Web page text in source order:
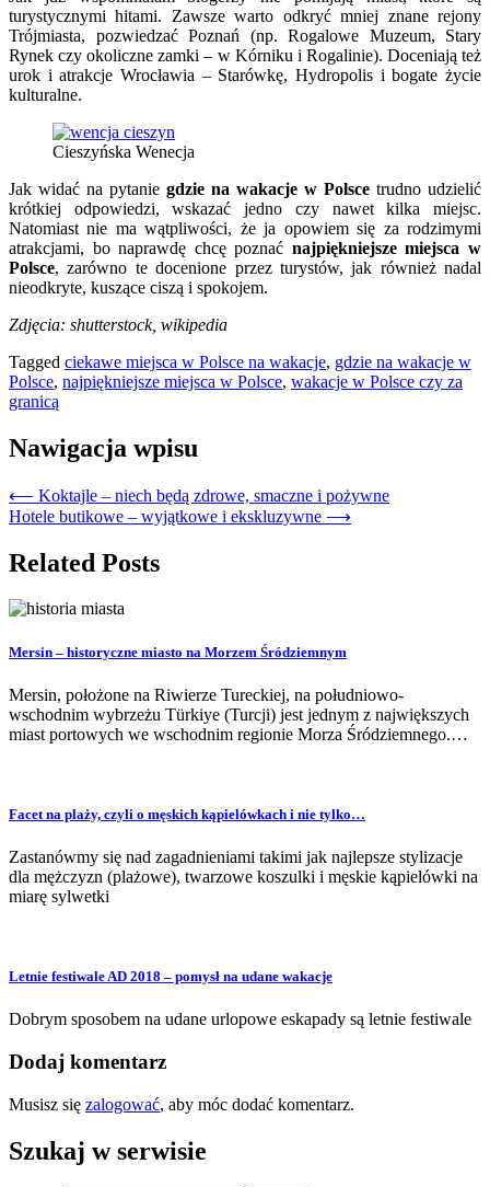
turystycznymi hitami. Zawsze warto odkryć mniej znane rejony
Trójmiasta, pozwiedzać Poznań (np. Rogalowe Muzeum, Stary
Rynek czy okoliczne zamki – w Kórniku i Rogalinie). Doceniają też
urok i atrakcje Wrocławia – Starówkę, Hydropolis i bogate życie
kulturalne.
Cieszyńska Wenecja
Jak widać na pytanie gdzie na wakacje w Polsce trudno udzielić
krótkiej odpowiedzi, wskazać jedno czy nawet kilka miejsc.
Natomiast nie ma wątpliwości, że ja opowiem się za rodzimymi
atrakcjami, bo naprawdę chcę poznać najpiękniejsze miejsca w
Polsce, zarówno te docenione przez turystów, jak również nadal
nieodkryte, kuszące ciszą i spokojem.
Zdjęcia: shutterstock, wikipedia
Tagged ciekawe miejsca w Polsce na wakacje, gdzie na wakacje w
Polsce, najpiękniejsze miejsca w Polsce, wakacje w Polsce czy za
granicą
Nawigacja wpisu
⟵ Koktajle – niech będą zdrowe, smaczne i pożywne
Hotele butikowe – wyjątkowe i ekskluzywne ⟶
Related Posts
Mersin – historyczne miasto na Morzem Śródziemnym
Mersin, położone na Riwierze Tureckiej, na południowo-
wschodnim wybrzeżu Türkiye (Turcji) jest jednym z największych
miast portowych we wschodnim regionie Morza Śródziemnego.…
Facet na plaży, czyli o męskich kąpielówkach i nie tylko…
Zastanówmy się nad zagadnieniami takimi jak najlepsze stylizacje
dla mężczyzn (plażowe), twarzowe koszulki i męskie kąpielówki na
miarę sylwetki
Letnie festiwale AD 2018 – pomysł na udane wakacje
Dobrym sposobem na udane urlopowe eskapady są letnie festiwale
Dodaj komentarz
Musisz się zalogować, aby móc dodać komentarz.
Szukaj w serwisie